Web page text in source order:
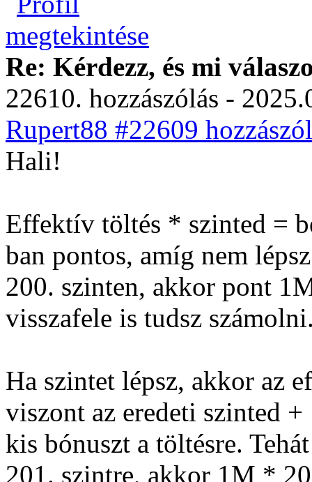
Re: Kérdezz, és mi
22610. hozzászólás -
Rupert88 #22609
Hali!
Effektív töltés * szinted =
ban pontos, amíg nem
200. szinten, akkor pont
visszafele is tudsz
Ha szintet lépsz, akkor az
viszont az eredeti szinted
kis bónuszt a töltésre.
201. szintre, akkor 1M *